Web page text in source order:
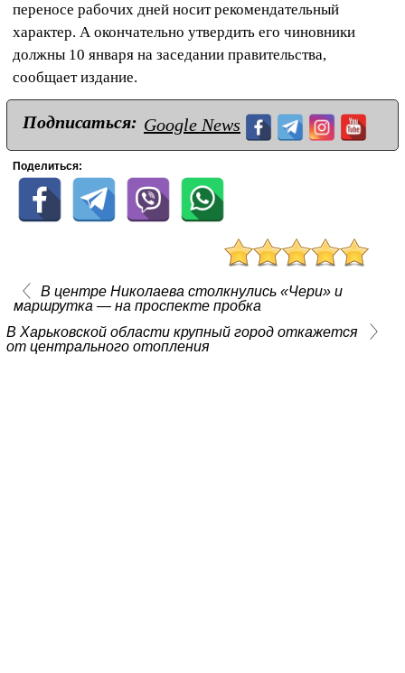
переносе рабочих дней носит рекомендательный
характер. А окончательно утвердить его чиновники
должны 10 января на заседании правительства,
сообщает издание.
Подписаться: Google News
Поделиться:
В центре Николаева столкнулись «Чери» и
маршрутка — на проспекте пробка
В Харьковской области крупный город откажется
от центрального отопления